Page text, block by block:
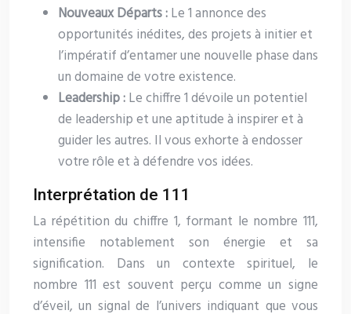
Nouveaux Départs :Le 1 annonce des
opportunités inédites, des projets à initier et
l’impératif d’entamer une nouvelle phase dans
un domaine de votre existence.
Leadership :Le chiffre 1 dévoile un potentiel
de leadership et une aptitude à inspirer et à
guider les autres. Il vous exhorte à endosser
votre rôle et à défendre vos idées.
Interprétation de 111
La répétition du chiffre 1, formant le nombre 111,
intensifie notablement son énergie et sa
signification. Dans un contexte spirituel, le
nombre 111 est souvent perçu comme un signe
d’éveil, un signal de l’univers indiquant que vous